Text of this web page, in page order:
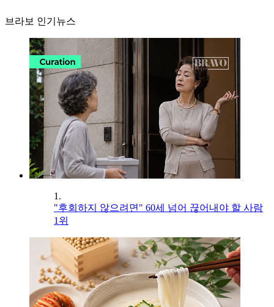
브라보 인기뉴스
1.
"후회하지 않으려면" 60세 넘어 끊어내야 할 사람
1위